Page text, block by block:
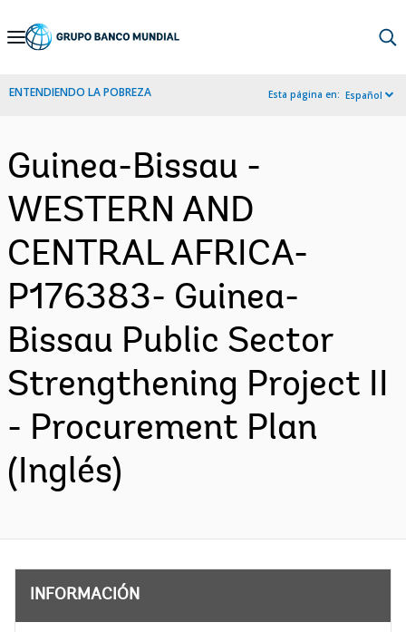
Skip
Navigation
ENTENDIENDO LA POBREZA Esta página en: Español
Guinea-Bissau -
WESTERN AND
CENTRAL AFRICA-
P176383- Guinea-
Bissau Public Sector
Strengthening Project II
- Procurement Plan
(Inglés)
INFORMACIÓN